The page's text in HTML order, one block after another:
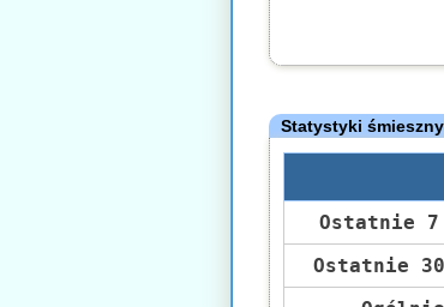
Statystyki
Ostatnie
Ostatnie